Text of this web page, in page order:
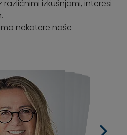
izkušnjami, interesi
nekatere naše